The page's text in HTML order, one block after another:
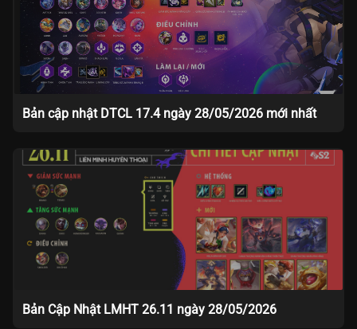
Bản cập nhật DTCL 17.4 ngày 28/05/2026 mới nhất
Bản Cập Nhật LMHT 26.11 ngày 28/05/2026